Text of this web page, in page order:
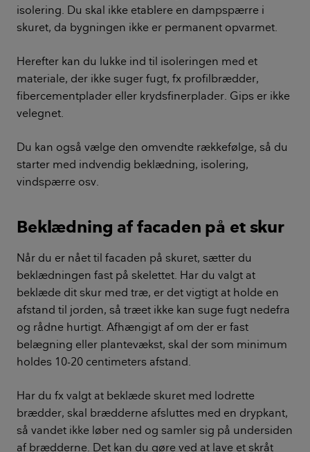
isolering. Du skal ikke etablere en dampspærre i
skuret, da bygningen ikke er permanent opvarmet.
Herefter kan du lukke ind til isoleringen med et
materiale, der ikke suger fugt, fx profilbrædder,
fibercementplader eller krydsfinerplader. Gips er ikke
velegnet.
Du kan også vælge den omvendte rækkefølge, så du
starter med indvendig beklædning, isolering,
vindspærre osv.
Beklædning af facaden på et skur
Når du er nået til facaden på skuret, sætter du
beklædningen fast på skelettet. Har du valgt at
beklæde dit skur med træ, er det vigtigt at holde en
afstand til jorden, så træet ikke kan suge fugt nedefra
og rådne hurtigt. Afhængigt af om der er fast
belægning eller plantevækst, skal der som minimum
holdes 10-20 centimeters afstand.
Har du fx valgt at beklæde skuret med lodrette
brædder, skal brædderne afsluttes med en drypkant,
så vandet ikke løber ned og samler sig på undersiden
af brædderne. Det kan du gøre ved at lave et skråt